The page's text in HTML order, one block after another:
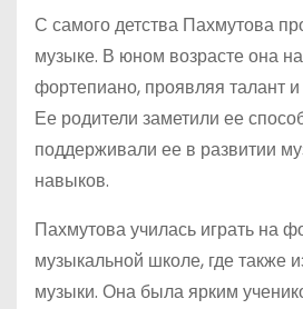
С самого детства Пахмутова
музыке. В юном возрасте она
фортепиано, проявляя талант
Ее родители заметили ее
поддерживали ее в развитии
навыков.
Пахмутова училась играть на
музыкальной школе, где также
музыки. Она была ярким